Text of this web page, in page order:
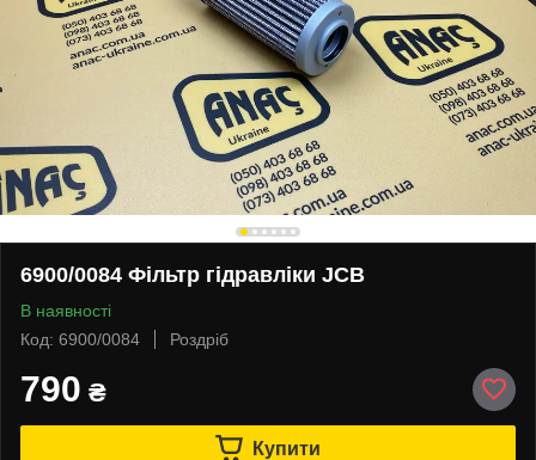
6900/0084 Фільтр гідравліки JCB
В наявності
Код: 6900/0084
Роздріб
790 ₴
Купити